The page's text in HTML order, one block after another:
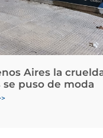
Aires la
se puso de moda